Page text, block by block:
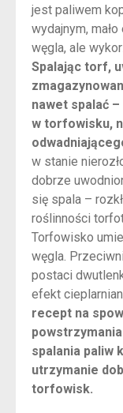
jest paliwem
wydajnym,
węgla, ale
Spalając torf,
nawet spalać
w torfowisku,
w stanie
dobrze
się spala –
roślinności
Torfowisko
węgla.
postaci
efekt
recept na
spalania paliw
utrzymanie
torfowisk.